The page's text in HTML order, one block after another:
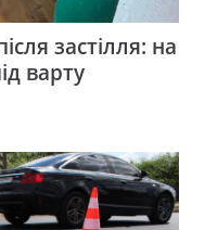
застілля: на
варту